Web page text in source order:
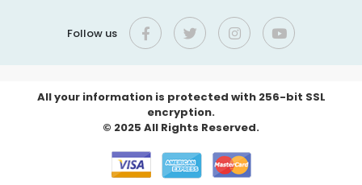
Follow us
All your information is protected with 256-bit SSL
encryption.
© 2025 All Rights Reserved.